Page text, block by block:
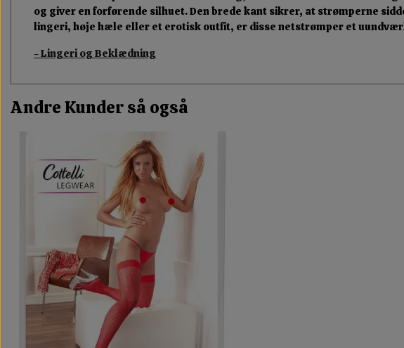
og giver en forførende silhuet. Den brede kant sikrer, at strømperne
lingeri, høje hæle eller et erotisk outfit, er disse netstrømper et
- Lingeri og Beklædning
Andre Kunder så også